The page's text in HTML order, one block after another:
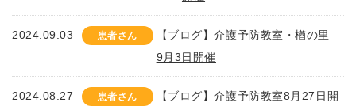
2024.09.03 患者さん
【ブログ】介護予防教室・楢の里
9月3日開催
2024.08.27 患者さん
【ブログ】介護予防教室8月27日開